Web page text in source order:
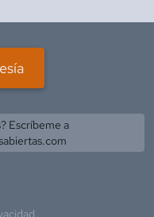
Escríbeme a